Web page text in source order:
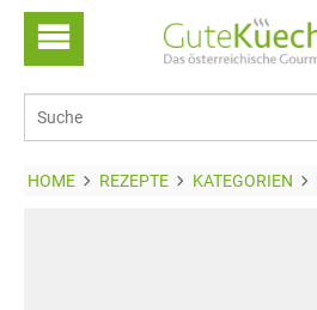
HOME REZEPTE KATEGORIEN